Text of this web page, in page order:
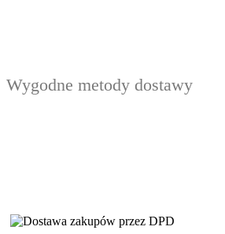
Wygodne metody dostawy